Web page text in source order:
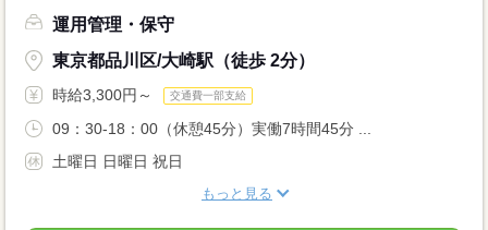
運用管理・保守
東京都品川区/大崎駅（徒歩 2分）
時給3,300円～ 交通費一部支給
09：30-18：00（休憩45分）実働7時間45分 ...
土曜日 日曜日 祝日
もっと見る